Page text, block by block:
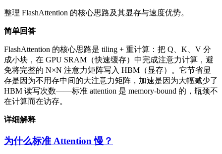
整理 FlashAttention 的核心思路及其显存与速度优势。
简单回答
FlashAttention 的核心思路是 tiling + 重计算：把 Q、K、V 分
成小块，在 GPU SRAM（快速缓存）中完成注意力计算，避
免将完整的 N×N 注意力矩阵写入 HBM（显存）。它节省显
存是因为不用存中间的大注意力矩阵，加速是因为大幅减少了
HBM 读写次数——标准 attention 是 memory-bound 的，瓶颈不
在计算而在访存。
详细解释
为什么标准 Attention 慢？